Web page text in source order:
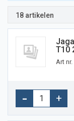
18 artikelen
T10
Art